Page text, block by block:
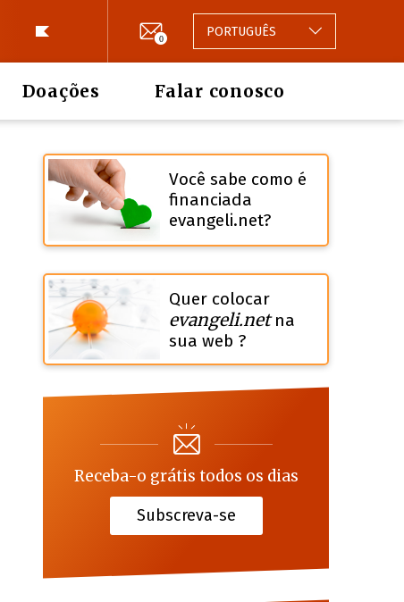
0 PORTUGUÊS
Doações Falar conosco
Você sabe como é
financiada
evangeli.net?
Quer colocar
evangeli.netna
sua web ?
Receba-o grátis todos os dias
Subscreva-se